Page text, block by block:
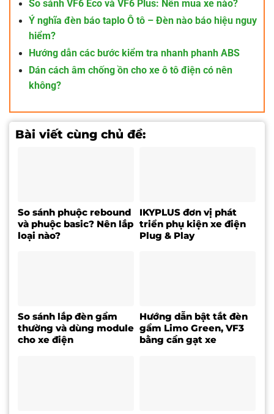
So sánh VF6 Eco và VF6 Plus: Nên mua xe nào?
Ý nghĩa đèn báo taplo Ô tô – Đèn nào báo hiệu nguy
hiểm?
Hướng dẫn các bước kiểm tra nhanh phanh ABS
Dán cách âm chống ồn cho xe ô tô điện có nên
không?
Bài viết cùng chủ đề:
So sánh phuộc rebound
và phuộc basic? Nên lắp
loại nào?
IKYPLUS đơn vị phát
triển phụ kiện xe điện
Plug & Play
So sánh lắp đèn gầm
thường và dùng module
cho xe điện
Hướng dẫn bật tắt đèn
gầm Limo Green, VF3
bằng cần gạt xe